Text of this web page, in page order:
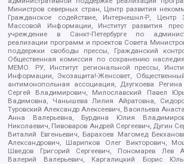
Министров северных стран, Центр развития
Гражданское содействие, Интернешнл-Р,
Массовой Информации, Институт развития
учреждение в Санкт-Петербурге по
реализации программ и проектов Совета
поддержки свободы прессы, Гражданский
Общественная комиссия по сохранению
МЕМО. РУ, Институт региональной прессы,
Информации, Экозащита!-Женсовет,
антимонопольная ассоциация, Дзугкоева
Сергей Владимирович, Милославский Павел
Вадимовна, Чанышева Лилия Айратовна,
Туровский Александр Алексеевич, Васильева
Анна Валерьевна, Бурдина Юлия
Николаевич, Пивоваров Андрей Сергеевич, Дугин
Виталий Евгеньевич, Барахоев Магомед
Александрович, Шарипков Олег Викторович,
Шведов Григорий Сергеевич, Пономарев Лев
Валерий Валерьевич, Каргалицкий Борис